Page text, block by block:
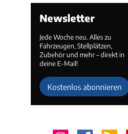
Newsletter
Jede Woche neu. Alles zu
Fahrzeugen, Stellplätzen,
Zubehör und mehr – direkt in
deine E-Mail!
Kostenlos abonnieren